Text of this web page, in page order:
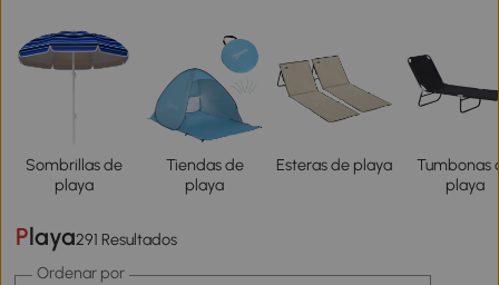
Sombrillas de
playa
Tiendas de
playa
Esteras de playa
Tumbonas
playa
Playa291 Resultados
Ordenar por